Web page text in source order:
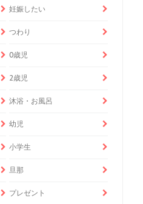
妊娠したい
つわり
0歳児
2歳児
沐浴・お風呂
幼児
小学生
旦那
プレゼント